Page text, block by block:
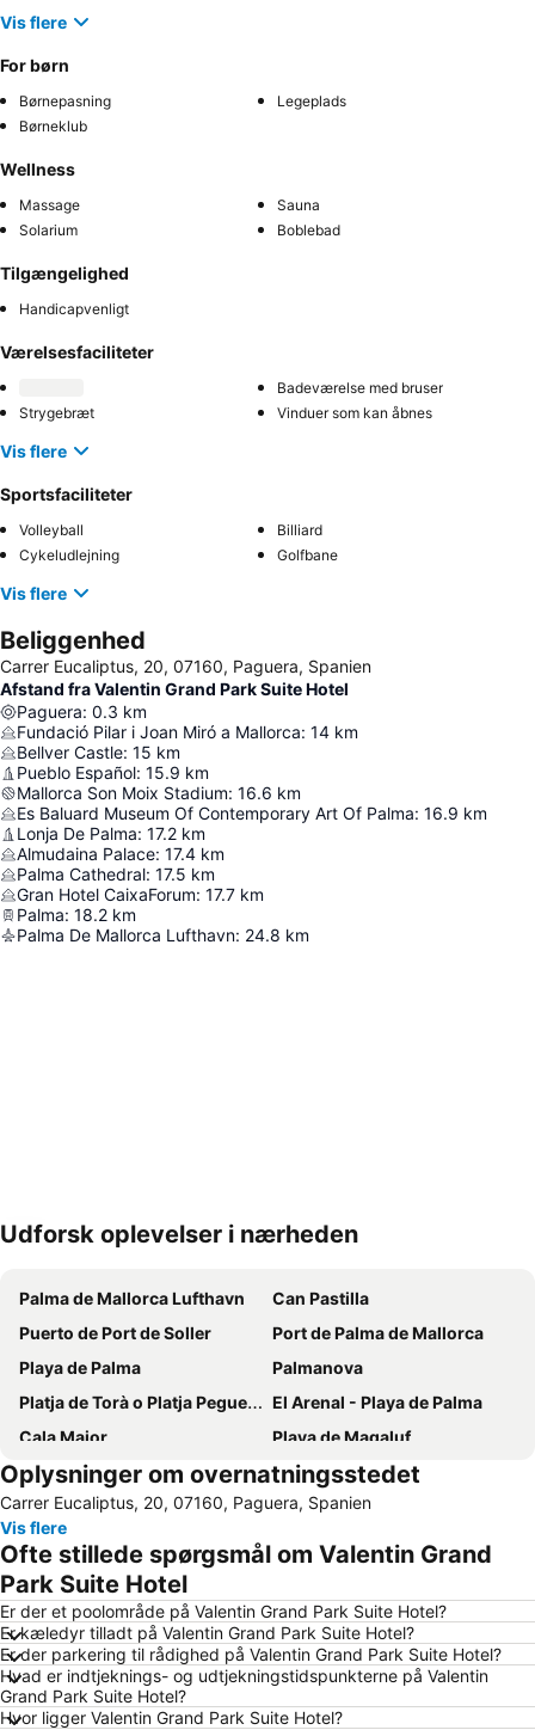
Vis flere
For børn
Børnepasning
Legeplads
Børneklub
Wellness
Massage
Sauna
Solarium
Boblebad
Tilgængelighed
Handicapvenligt
Værelsesfaciliteter
Badeværelse med bruser
Strygebræt
Vinduer som kan åbnes
Vis flere
Sportsfaciliteter
Volleyball
Billiard
Cykeludlejning
Golfbane
Vis flere
Beliggenhed
Carrer Eucaliptus, 20, 07160, Paguera, Spanien
Afstand fra Valentin Grand Park Suite Hotel
Paguera: 0.3 km
Fundació Pilar i Joan Miró a Mallorca: 14 km
Bellver Castle: 15 km
Pueblo Español: 15.9 km
Mallorca Son Moix Stadium: 16.6 km
Es Baluard Museum Of Contemporary Art Of Palma: 16.9 km
Lonja De Palma: 17.2 km
Almudaina Palace: 17.4 km
Palma Cathedral: 17.5 km
Gran Hotel CaixaForum: 17.7 km
Palma: 18.2 km
Palma De Mallorca Lufthavn: 24.8 km
Udvid kort
Udforsk oplevelser i nærheden
Palma de Mallorca Lufthavn
Can Pastilla
Puerto de Port de Soller
Port de Palma de Mallorca
Playa de Palma
Palmanova
Platja de Torà o Platja Peguera Torà
El Arenal - Playa de Palma
Cala Major
Playa de Magaluf
Palma City Sightseeing
Santa Ponça
Cala Fornells
Les Meravelles
Centre
Santa Catalina
Platja Palmira o Platja Peguera Palmira o Platja des Pouet
Santuari de Lluc
Cala Deiá
Puerto Soller Strand
Puerto de Valdemossa - Sa Marina
El Terreno
Platja de Palma
Cala Comtessa
Cala Pi' de Llucmajor
Oplysninger om overnatningsstedet
Carrer Eucaliptus, 20, 07160, Paguera, Spanien
Vis flere
Ofte stillede spørgsmål om Valentin Grand
Park Suite Hotel
Er der et poolområde på Valentin Grand Park Suite Hotel?
Er kæledyr tilladt på Valentin Grand Park Suite Hotel?
Er der parkering til rådighed på Valentin Grand Park Suite Hotel?
Hvad er indtjeknings- og udtjekningstidspunkterne på Valentin
Grand Park Suite Hotel?
Hvor ligger Valentin Grand Park Suite Hotel?